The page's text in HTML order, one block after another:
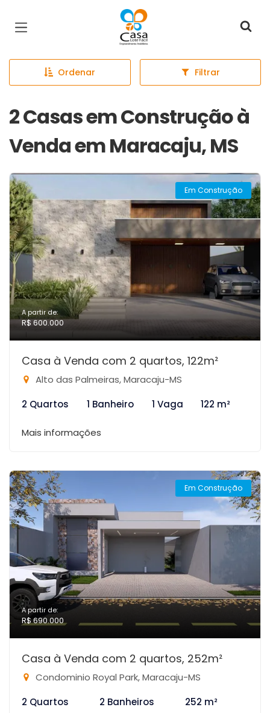
Página inicial
Ordenar Filtrar
2 Casas em Construção à
Venda em Maracaju, MS
Em Construção
A partir de:
R$ 600.000
Casa à Venda com 2 quartos, 122m²
Alto das Palmeiras, Maracaju-MS
2 Quartos
1 Banheiro 1 Vaga 122 m²
Mais informações
Em Construção
A partir de:
R$ 690.000
Casa à Venda com 2 quartos, 252m²
Condominio Royal Park, Maracaju-MS
2 Quartos
2 Banheiros 252 m²